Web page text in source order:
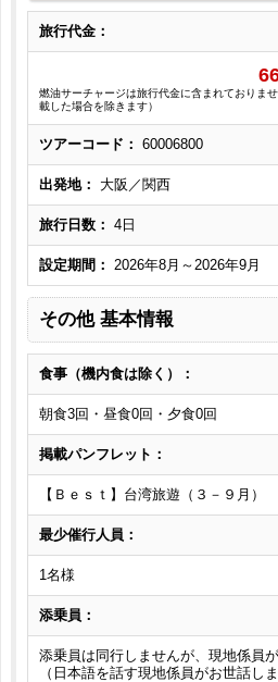
旅行代金：
燃油サーチャージは旅行代金に含まれておりま
載した場合を除きます）
ツアーコード： 60006800
出発地： 大阪／関西
旅行日数： 4日
設定期間： 2026年8月～2026年9月
その他 基本情報
食事（機内食は除く）：
朝食3回・昼食0回・夕食0回
掲載パンフレット：
【Ｂｅｓｔ】台湾旅遊（３－９月）
最少催行人員：
1名様
添乗員：
添乗員は同行しませんが、現地係員
（日本語を話す現地係員がお世話しま